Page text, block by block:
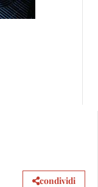
condividi